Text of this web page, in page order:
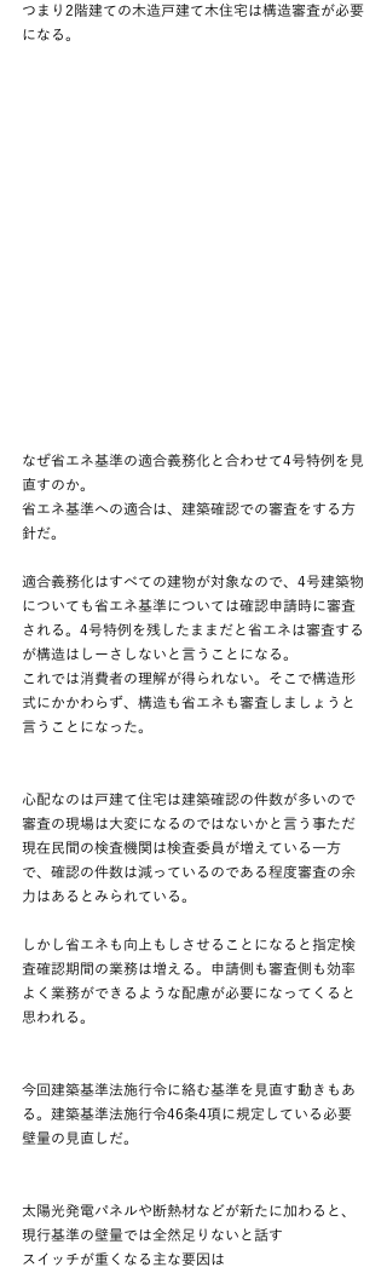
つまり2階建ての木造戸建て木住宅は構造審査が必要
になる。
なぜ省エネ基準の適合義務化と合わせて4号特例を見
直すのか。
省エネ基準への適合は、建築確認での審査をする方
針だ。
適合義務化はすべての建物が対象なので、4号建築物
についても省エネ基準については確認申請時に審査
される。4号特例を残したままだと省エネは審査する
が構造はしーさしないと言うことになる。
これでは消費者の理解が得られない。そこで構造形
式にかかわらず、構造も省エネも審査しましょうと
言うことになった。
心配なのは戸建て住宅は建築確認の件数が多いので
審査の現場は大変になるのではないかと言う事ただ
現在民間の検査機関は検査委員が増えている一方
で、確認の件数は減っているのである程度審査の余
力はあるとみられている。
しかし省エネも向上もしさせることになると指定検
査確認期間の業務は増える。申請側も審査側も効率
よく業務ができるような配慮が必要になってくると
思われる。
今回建築基準法施行令に絡む基準を見直す動きもあ
る。建築基準法施行令46条4項に規定している必要
壁量の見直しだ。
太陽光発電パネルや断熱材などが新たに加わると、
現行基準の壁量では全然足りないと話す
スイッチが重くなる主な要因は